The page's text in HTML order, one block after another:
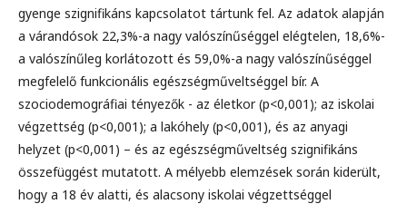
gyenge szignifikáns kapcsolatot tártunk fel. Az adatok alapján
a várandósok 22,3%-a nagy valószínűséggel elégtelen, 18,6%-
a valószínűleg korlátozott és 59,0%-a nagy valószínűséggel
megfelelő funkcionális egészségműveltséggel bír. A
szociodemográfiai tényezők - az életkor (p<0,001); az iskolai
végzettség (p<0,001); a lakóhely (p<0,001), és az anyagi
helyzet (p<0,001) – és az egészségműveltség szignifikáns
összefüggést mutatott. A mélyebb elemzések során kiderült,
hogy a 18 év alatti, és alacsony iskolai végzettséggel